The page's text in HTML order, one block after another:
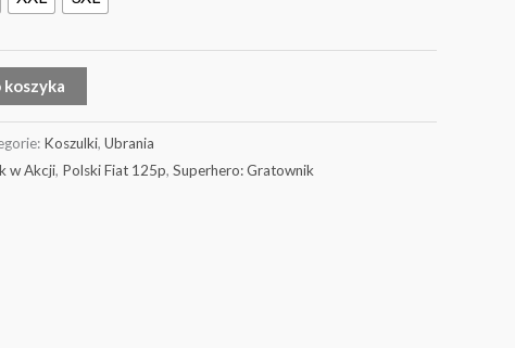
koszyka
Koszulki, Ubrania
w Akcji, Polski Fiat 125p, Superhero: Gratownik